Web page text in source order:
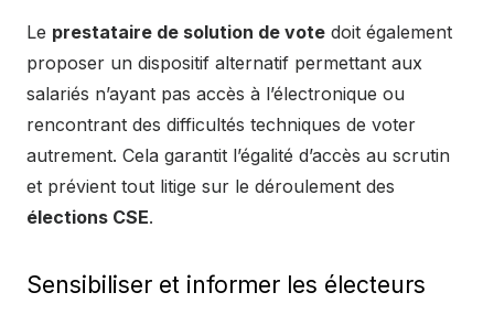
Le prestataire de solution de vote doit également
proposer un dispositif alternatif permettant aux
salariés n’ayant pas accès à l’électronique ou
rencontrant des difficultés techniques de voter
autrement. Cela garantit l’égalité d’accès au scrutin
et prévient tout litige sur le déroulement des
élections CSE.
Sensibiliser et informer les électeurs